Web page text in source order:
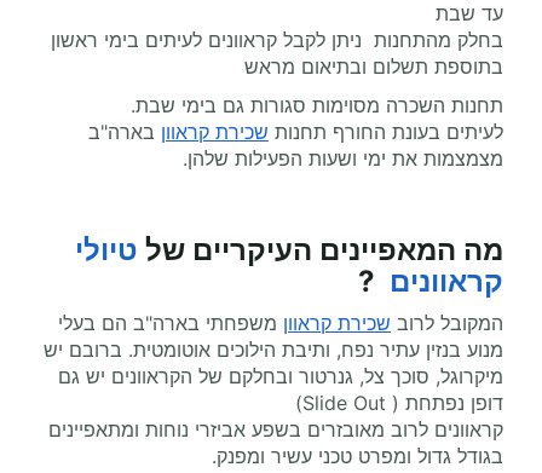
עד שבת
בחלק מהתחנות ניתן לקבל קראוונים לעיתים בימי ראשון
בתוספת תשלום ובתיאום מראש
תחנות השכרה מסוימות סגורות גם בימי שבת.
לעיתים בעונת החורף תחנות שכירת קראוון בארה"ב
מצמצמות את ימי ושעות הפעילות שלהן.
מה המאפיינים העיקריים של טיולי
קראוונים ?
המקובל לרוב שכירת קראוון משפחתי בארה"ב הם בעלי
מנוע בנזין עתיר נפח, ותיבת הילוכים אוטומטית. ברובם יש
מיקרוגל, סוכך צל, גנרטור ובחלקם של הקראוונים יש גם
דופן נפתחת ( Slide Out)
קראוונים לרוב מאובזרים בשפע אביזרי נוחות ומתאפיינים
בגודל גדול ומפרט טכני עשיר ומפנק.